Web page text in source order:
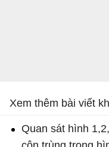
Xem thêm bài viết
Quan sát hình